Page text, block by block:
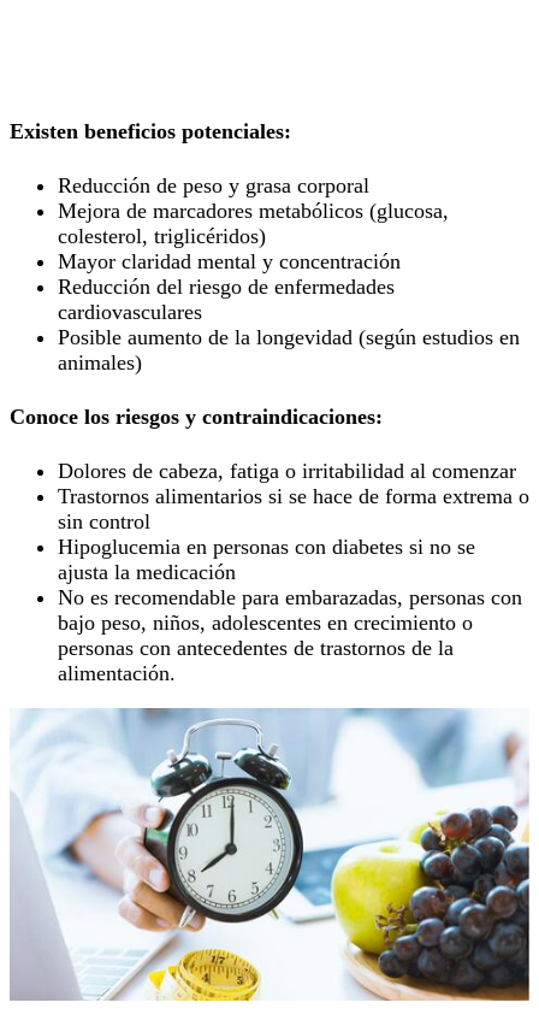
Existen beneficios potenciales:
Reducción de peso y grasa corporal
Mejora de marcadores metabólicos (glucosa,
colesterol, triglicéridos)
Mayor claridad mental y concentración
Reducción del riesgo de enfermedades
cardiovasculares
Posible aumento de la longevidad (según estudios en
animales)
Conoce los riesgos y contraindicaciones:
Dolores de cabeza, fatiga o irritabilidad al comenzar
Trastornos alimentarios si se hace de forma extrema o
sin control
Hipoglucemia en personas con diabetes si no se
ajusta la medicación
No es recomendable para embarazadas, personas con
bajo peso, niños, adolescentes en crecimiento o
personas con antecedentes de trastornos de la
alimentación.